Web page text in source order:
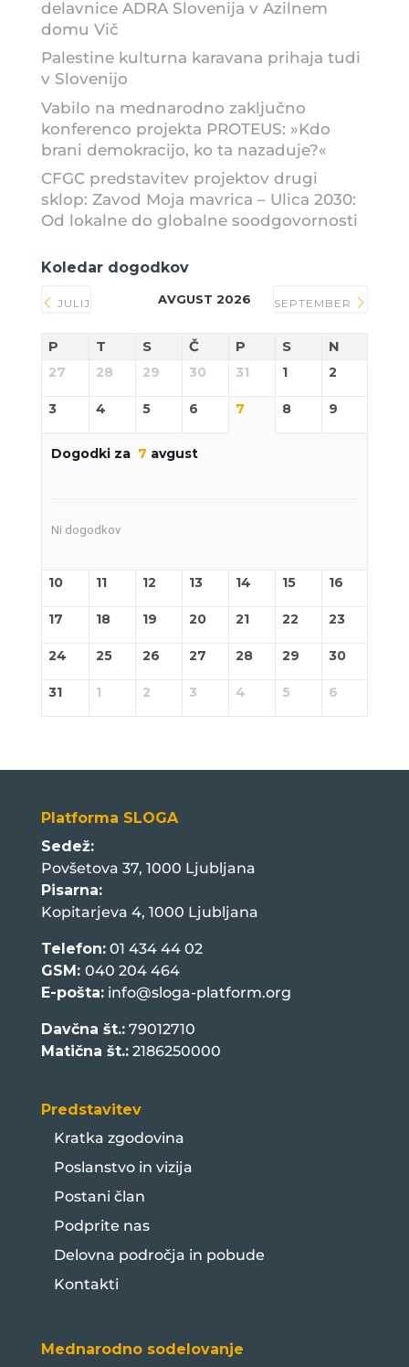
delavnice ADRA Slovenija v Azilnem
domu Vič
Palestine kulturna karavana prihaja tudi
v Slovenijo
Vabilo na mednarodno zaključno
konferenco projekta PROTEUS: »Kdo
brani demokracijo, ko ta nazaduje?«
CFGC predstavitev projektov drugi
sklop: Zavod Moja mavrica – Ulica 2030:
Od lokalne do globalne soodgovornosti
Koledar dogodkov
JULIJ AVGUST 2026 SEPTEMBER
P T S Č P S N
27 28 29 30 31 1 2
3 4 5 6 7 8 9
Dogodki za 7 avgust
Ni dogodkov
10 11 12 13 14 15 16
17 18 19 20 21 22 23
24 25 26 27 28 29 30
31 1 2 3 4 5 6
Platforma SLOGA
Sedež:
Povšetova 37, 1000 Ljubljana
Pisarna:
Kopitarjeva 4, 1000 Ljubljana
Telefon:01 434 44 02
GSM: 040 204 464
E-pošta: info@sloga-platform.org
Davčna št.:79012710
Matična št.:2186250000
Predstavitev
Kratka zgodovina
Poslanstvo in vizija
Postani član
Podprite nas
Delovna področja in pobude
Kontakti
Mednarodno sodelovanje